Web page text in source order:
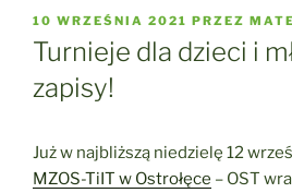
OPUBLIKOWANE
W
10 WRZEŚNIA 2021 PRZEZ
Turnieje dla dzieci i
zapisy!
Już w najbliższą niedzielę 12
MZOS-TiIT w Ostrołęce – OST